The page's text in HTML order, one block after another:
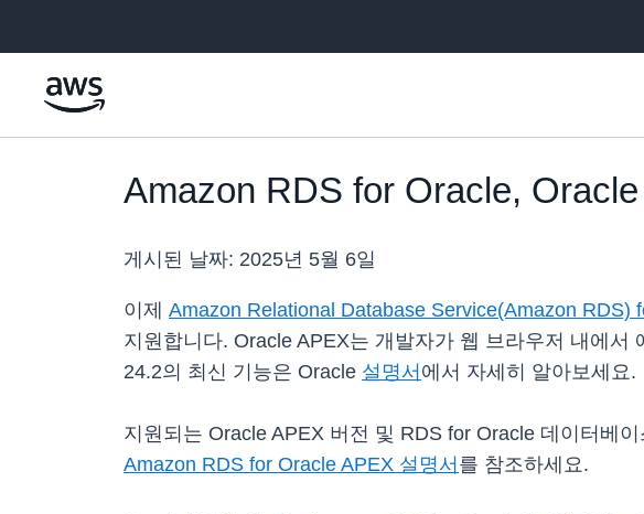
Amazon RDS for Oracle,
게시된 날짜: 2025년 5월 6일
이제 Amazon Relational Database Service(Amazon RDS)
지원합니다. Oracle APEX는 개발자가 웹 브라우저 내에
24.2의 최신 기능은 Oracle 설명서 에서 자세히 알아보세요.
지원되는 Oracle APEX 버전 및 RDS for Oracle 데이터베
Amazon RDS for Oracle APEX 설명서 를 참조하세요.